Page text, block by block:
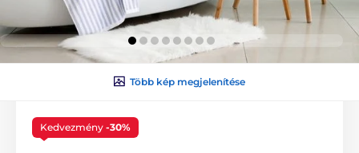
Több kép megjelenítése
Kedvezmény -30%